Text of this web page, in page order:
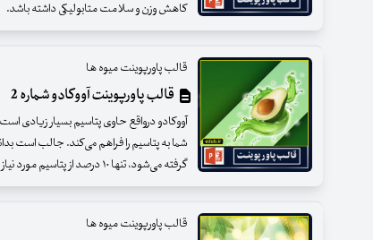
کاهش وزن و سلامت متابولیکی داشته باشد.
قالب پاورپوینت میوه ها
قالب پاورپوینت آووکادو شماره 2
شما به پتاسیم را فراهم می‌کند. جالب است
گرفته می‌شود، تنها ۱۰ درصد از پتاسیم مورد نیاز روزان
قالب پاورپوینت میوه ها